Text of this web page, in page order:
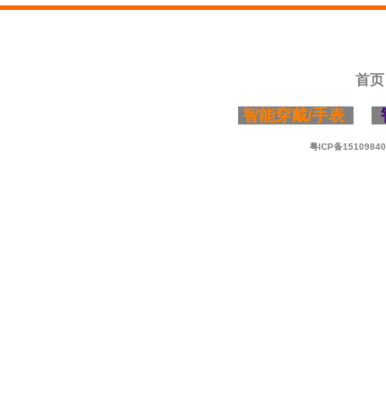
首页
智能穿戴/手表
粤ICP备